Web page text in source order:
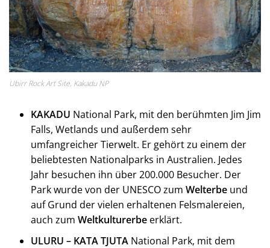
Ubirr Rock Art Site, Kakadu NP
KAKADU National Park, mit den berühmten Jim Jim
Falls, Wetlands und außerdem sehr
umfangreicher Tierwelt. Er gehört zu einem der
beliebtesten Nationalparks in Australien. Jedes
Jahr besuchen ihn über 200.000 Besucher. Der
Park wurde von der UNESCO zum Welterbe und
auf Grund der vielen erhaltenen Felsmalereien,
auch zum Weltkulturerbe erklärt.
ULURU – KATA TJUTA National Park, mit dem